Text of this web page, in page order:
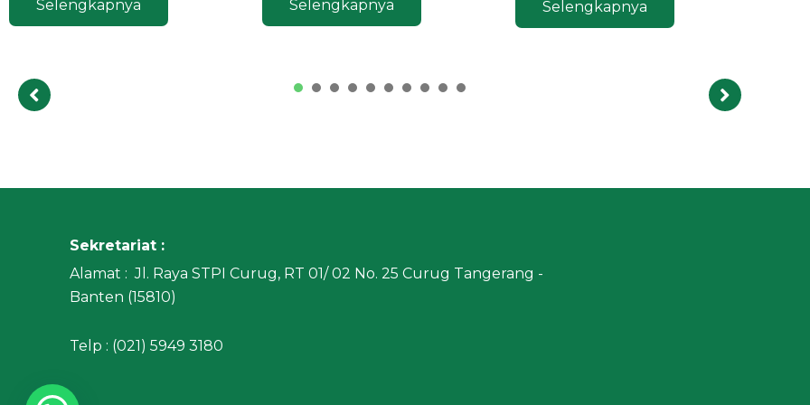
Selengkapnya Selengkapnya Selengkapnya
1 2
Sekretariat :
Alamat : Jl. Raya STPI Curug, RT 01/ 02 No. 25 Curug Tangerang -
Banten (15810)
Telp : (021) 5949 3180